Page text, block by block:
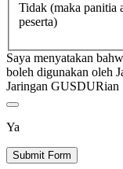
Tidak (maka panitia
peserta)
Saya menyatakan
boleh digunakan oleh
Jaringan GUSDURian
Ya
Submit Form